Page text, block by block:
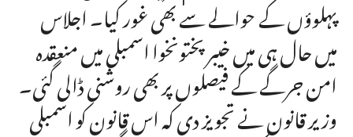
پہلوؤں کے حوالے سے بھی غور کیا۔ اجلاس
میں حال ہی میں خیبرپختونخوا اسمبلی میں منعقدہ
امن جرگے کے فیصلوں پر بھی روشنی ڈالی گئی۔
وزیر قانون نے تجویز دی کہ اس قانون کو اسمبلی